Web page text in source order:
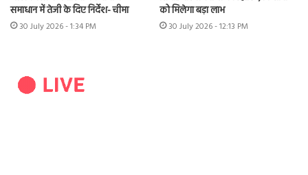
समाधान में तेजी के दिए निर्देश- चीमा
30 July 2026 - 1:34 PM
को मिलेगा बड़ा लाभ
30 July 2026 - 12:13 PM